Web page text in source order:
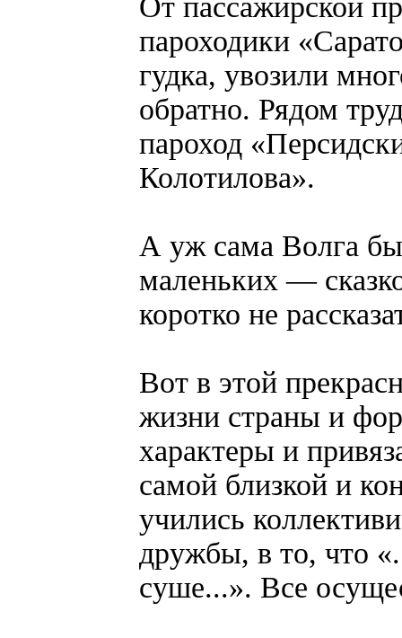
От пассажирской
пароходики
гудка, увозили
обратно. Рядом
пароход
Колотилова».
А уж сама Волга
маленьких —
коротко не
Вот в этой
жизни страны и
характеры и
самой близкой и
учились
дружбы, в то, что
суше...». Все